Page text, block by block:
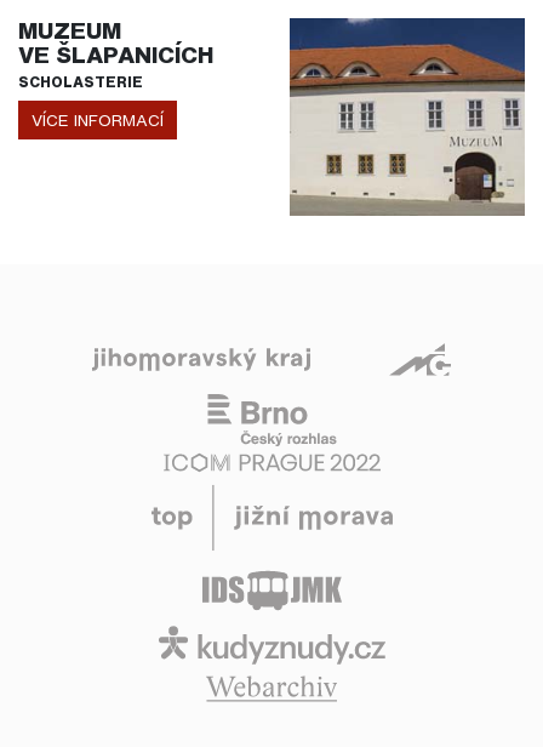
MUZEUM
VE ŠLAPANICÍCH
SCHOLASTERIE
VÍCE INFORMACÍ